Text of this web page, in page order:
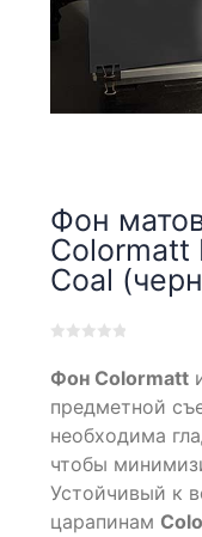
Фон
Colormatt
Coal
out
based
on
customer
ratings
Фон Colormatt
предметной
необходима
чтобы
Устойчивый к
царапинам